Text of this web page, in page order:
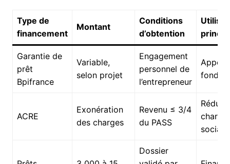
Type de
financement
Montant
Conditions
d’obtention
Garantie de
prêt
Bpifrance
Variable,
selon projet
Engagement
personnel de
l’entrepreneur
Apport
fonds
ACRE
Exonération
des charges
Revenu ≤ 3/4
du PASS
Dossier